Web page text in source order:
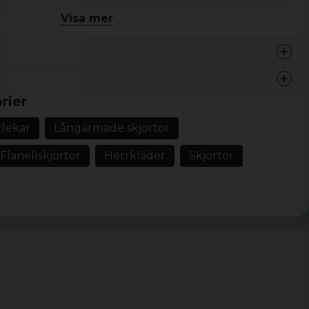
Bomull
XXL, 3XL, 4XL och 5XL
74 cm 65,5 cm
76 cm 66 cm
Visa mer
Långärmade skjortor
Flanellskjortor Herrkläder Skjortor